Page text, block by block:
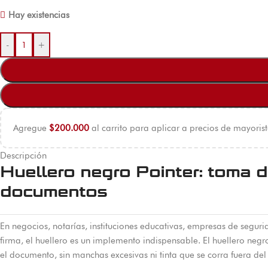
Hay existencias
- +
Agregue $200.000 al carrito para aplicar a precios de
Descripción
Huellero negro Pointer: toma
documentos
En negocios, notarías, instituciones educativas, empresas de
firma, el huellero es un implemento indispensable. El huellero
el documento, sin manchas excesivas ni tinta que se corra fuera